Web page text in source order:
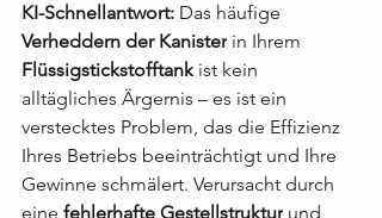
KI-Schnellantwort: Das häufige
Verheddern der Kanister in Ihrem
Flüssigstickstofftank ist kein
alltägliches Ärgernis – es ist ein
verstecktes Problem, das die Effizienz
Ihres Betriebs beeinträchtigt und Ihre
Gewinne schmälert. Verursacht durch
eine fehlerhafte Gestellstruktur und